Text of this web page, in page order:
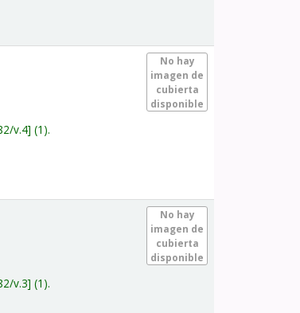
No hay
imagen de
cubierta
disponible
v.4 (1).
No hay
imagen de
cubierta
disponible
v.3 (1).